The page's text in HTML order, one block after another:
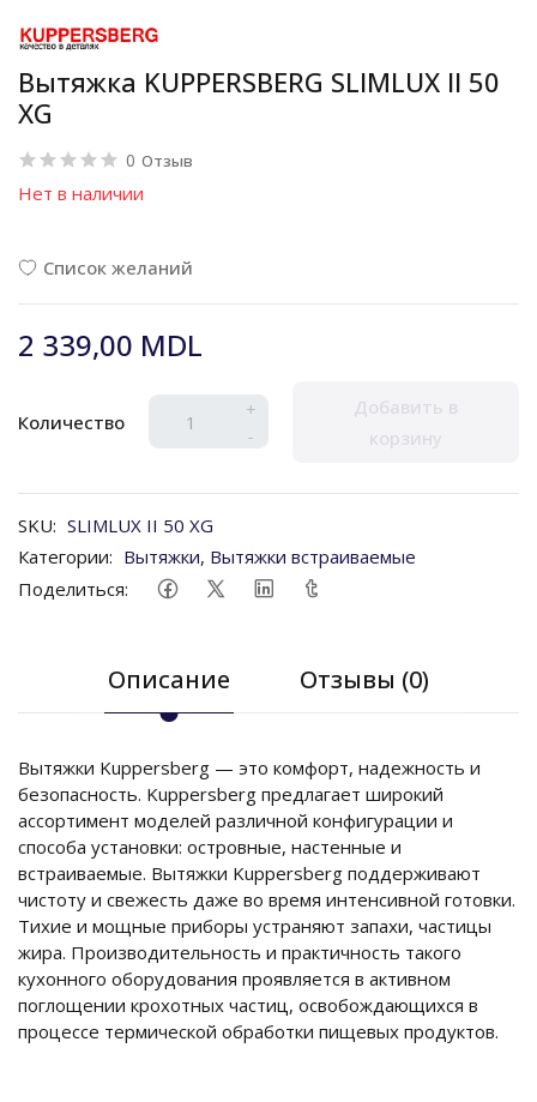
Вытяжка KUPPERSBERG SLIMLUX II 50
XG
0 Отзыв
Нет в наличии
Список желаний
2 339,00 MDL
Количество
+
-
Добавить в
корзину
SKU: SLIMLUX II 50 XG
Категории: Вытяжки, Вытяжки встраиваемые
Поделиться:
Описание Отзывы (0)
Вытяжки Kuppersberg — это комфорт, надежность и
безопасность. Kuppersberg предлагает широкий
ассортимент моделей различной конфигурации и
способа установки: островные, настенные и
встраиваемые. Вытяжки Kuppersberg поддерживают
чистоту и свежесть даже во время интенсивной готовки.
Тихие и мощные приборы устраняют запахи, частицы
жира. Производительность и практичность такого
кухонного оборудования проявляется в активном
поглощении крохотных частиц, освобождающихся в
процессе термической обработки пищевых продуктов.